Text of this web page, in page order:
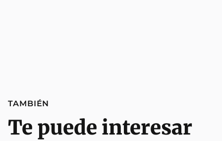
TAMBIÉN
Te puede interesar